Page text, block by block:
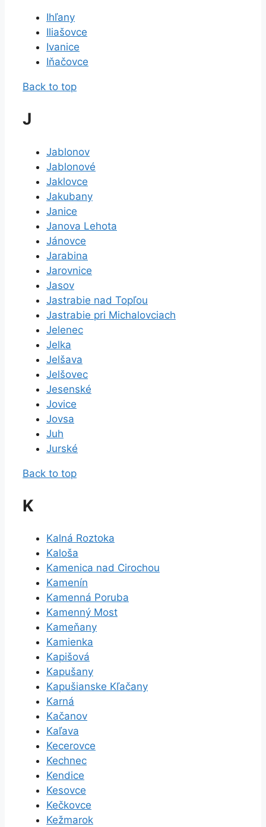
Ihľany
Iliašovce
Ivanice
Iňačovce
Back to top
J
Jablonov
Jablonové
Jaklovce
Jakubany
Janice
Janova Lehota
Jánovce
Jarabina
Jarovnice
Jasov
Jastrabie nad Topľou
Jastrabie pri Michalovciach
Jelenec
Jelka
Jelšava
Jelšovec
Jesenské
Jovice
Jovsa
Juh
Jurské
Back to top
K
Kalná Roztoka
Kaloša
Kamenica nad Cirochou
Kamenín
Kamenná Poruba
Kamenný Most
Kameňany
Kamienka
Kapišová
Kapušany
Kapušianske Kľačany
Karná
Kačanov
Kaľava
Kecerovce
Kechnec
Kendice
Kesovce
Kečkovce
Kežmarok